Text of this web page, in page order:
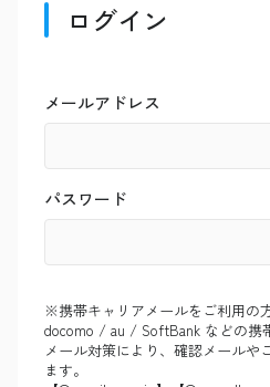
ログイン
メールアドレス
パスワード
※携帯キャリアメールをご利用の
docomo / au / SoftBank などの携
メール対策により、確認メールや
ます。